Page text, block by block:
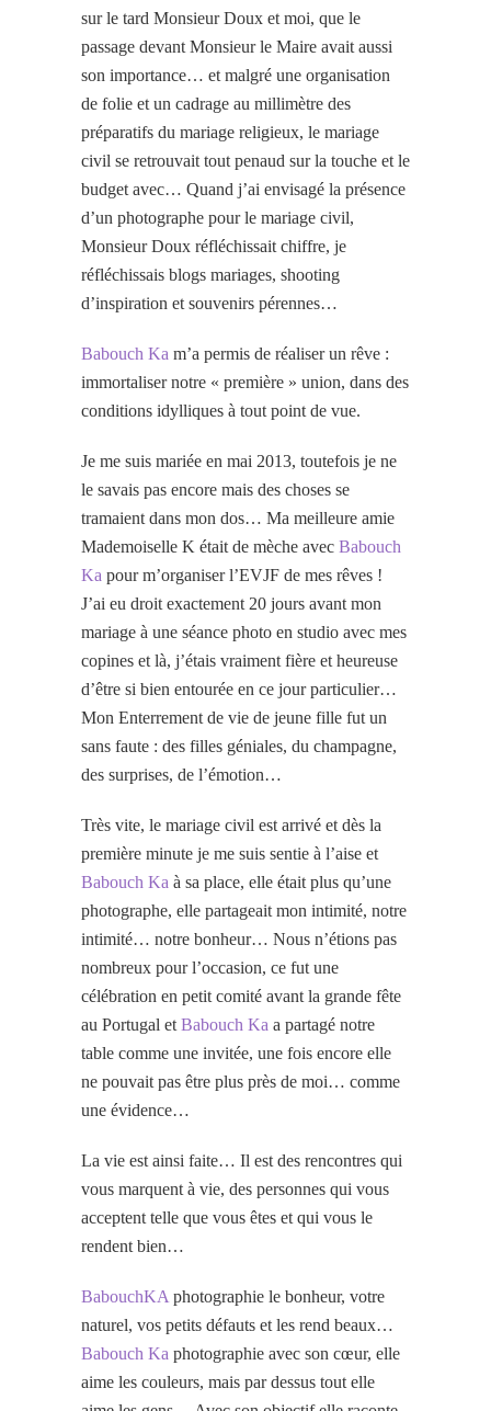
sur le tard Monsieur Doux et moi, que le
passage devant Monsieur le Maire avait aussi
son importance… et malgré une organisation
de folie et un cadrage au millimètre des
préparatifs du mariage religieux, le mariage
civil se retrouvait tout penaud sur la touche et le
budget avec… Quand j’ai envisagé la présence
d’un photographe pour le mariage civil,
Monsieur Doux réfléchissait chiffre, je
réfléchissais blogs mariages, shooting
d’inspiration et souvenirs pérennes…
Babouch Ka m’a permis de réaliser un rêve :
immortaliser notre « première » union, dans des
conditions idylliques à tout point de vue.
Je me suis mariée en mai 2013, toutefois je ne
le savais pas encore mais des choses se
tramaient dans mon dos… Ma meilleure amie
Mademoiselle K était de mèche avec Babouch
Ka pour m’organiser l’EVJF de mes rêves !
J’ai eu droit exactement 20 jours avant mon
mariage à une séance photo en studio avec mes
copines et là, j’étais vraiment fière et heureuse
d’être si bien entourée en ce jour particulier…
Mon Enterrement de vie de jeune fille fut un
sans faute : des filles géniales, du champagne,
des surprises, de l’émotion…
Très vite, le mariage civil est arrivé et dès la
première minute je me suis sentie à l’aise et
Babouch Ka à sa place, elle était plus qu’une
photographe, elle partageait mon intimité, notre
intimité… notre bonheur… Nous n’étions pas
nombreux pour l’occasion, ce fut une
célébration en petit comité avant la grande fête
au Portugal et Babouch Ka a partagé notre
table comme une invitée, une fois encore elle
ne pouvait pas être plus près de moi… comme
une évidence…
La vie est ainsi faite… Il est des rencontres qui
vous marquent à vie, des personnes qui vous
acceptent telle que vous êtes et qui vous le
rendent bien…
BabouchKA photographie le bonheur, votre
naturel, vos petits défauts et les rend beaux…
Babouch Ka photographie avec son cœur, elle
aime les couleurs, mais par dessus tout elle